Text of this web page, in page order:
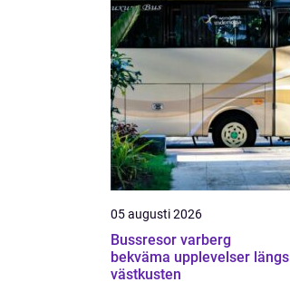
05 augusti 2026
Bussresor varberg
bekväma upplevelser längs
västkusten